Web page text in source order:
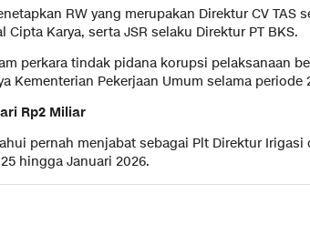
RW yang merupakan Direktur CV TAS
Cipta Karya, serta JSR selaku Direktur PT BKS.
perkara tindak pidana korupsi pelaksanaan
Kementerian Pekerjaan Umum selama periode
Rp2 Miliar
pernah menjabat sebagai Plt Direktur Irigasi
hingga Januari 2026.